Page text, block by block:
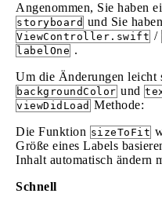
Angenommen, Sie haben
storyboard und Sie
ViewController.swift /
labelOne .
Um die Änderungen leicht
backgroundColor und
viewDidLoad Methode:
Die Funktion sizeToFit
Größe eines Labels
Inhalt automatisch ändern
Schnell